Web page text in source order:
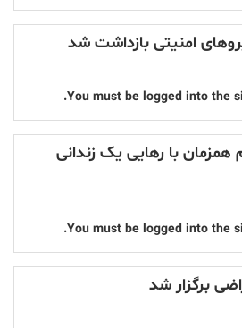
امنیتی بازداشت شد
You must be logged into the
با رهایی یک زندانی
You must be logged into the